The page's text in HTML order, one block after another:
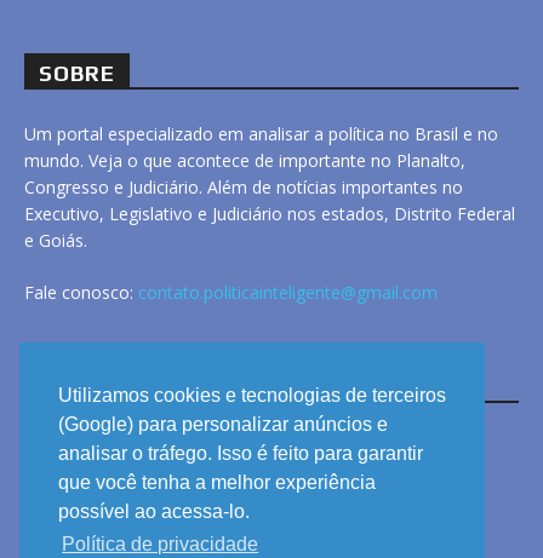
Utilizamos cookies e tecnologias de terceiros
(Google) para personalizar anúncios e
analisar o tráfego. Isso é feito para garantir
que você tenha a melhor experiência
possível ao acessa-lo.
Política de privacidade
SOBRE
Um portal especializado em analisar a política no Brasil e no
mundo. Veja o que acontece de importante no Planalto,
Congresso e Judiciário. Além de notícias importantes no
Executivo, Legislativo e Judiciário nos estados, Distrito Federal
e Goiás.
Fale conosco: contato.politicainteligente@gmail.com
LINKS
ANUNCIE
PRIVACIDADE
CONTATO